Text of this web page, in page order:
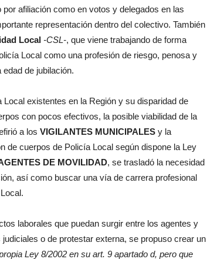
afiliación como en votos y delegados en las
representación dentro del colectivo. También
Local -CSL-, que viene trabajando de forma
Local como una profesión de riesgo, penosa y
de jubilación.
existentes en la Región y su disparidad de
con pocos efectivos, la posible viabilidad de la
a los VIGILANTES MUNICIPALES y la
de cuerpos de Policía Local según dispone la Ley
DE MOVILIDAD, se trasladó la necesidad
así como buscar una vía de carrera profesional
laborales que puedan surgir entre los agentes y
o de protestar externa, se propuso crear un
Ley 8/2002 en su art. 9 apartado d, pero que